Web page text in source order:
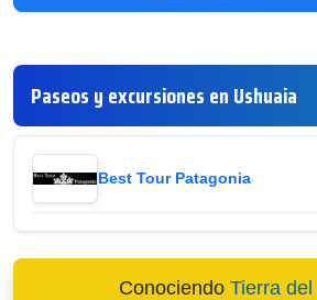
Paseos y excursiones en Ushuaia
Best Tour Patagonia
Conociendo Tierra